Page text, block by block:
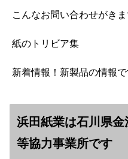
こんなお問い合わせがき
紙のトリビア集
新着情報！新製品の情報で
浜田紙業は石川県
等協力事業所です